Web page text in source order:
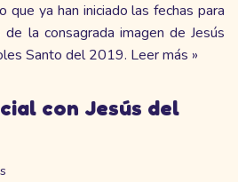
que ya han iniciado las fechas para
la consagrada imagen de Jesús
Santo del 2019. Leer más »
con Jesús del